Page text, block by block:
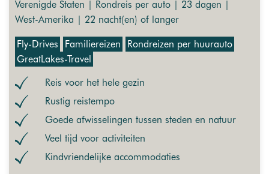
Verenigde Staten | Rondreis per auto | 23 dagen |
West-Amerika | 22 nacht(en) of langer
Fly-Drives Familiereizen
Rondreizen per huurauto
GreatLakes-Travel
Reis voor het hele gezin
Rustig reistempo
Goede afwisselingen tussen steden en natuur
Veel tijd voor activiteiten
Kindvriendelijke accommodaties